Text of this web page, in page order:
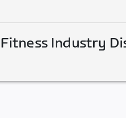
Fitness Industry